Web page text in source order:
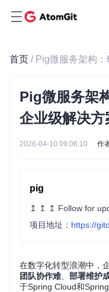
首页 / Pig微服务架构
Pig微服务架
企业级解决方
2026-04-10 09:06:10 作
pig
项目地址： https://
在数字化转型浪潮中，
团队协作难、 部署维护
于Spring Cloud和